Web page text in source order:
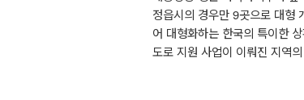
정읍시의 경우만9곳으로 대형
어 대형화하는 한국의 특이한
도로 지원 사업이 이뤄진 지역